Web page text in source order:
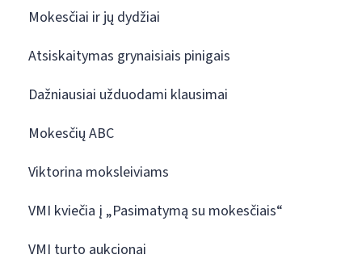
Mokesčiai ir jų dydžiai
Atsiskaitymas grynaisiais pinigais
Dažniausiai užduodami klausimai
Mokesčių ABC
Viktorina moksleiviams
VMI kviečia į „Pasimatymą su mokesčiais“
VMI turto aukcionai